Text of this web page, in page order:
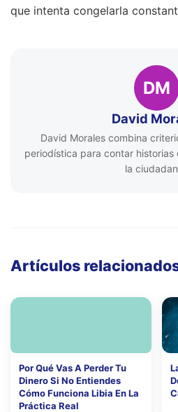
que intenta congelarla
DM
David
David Morales combina
periodística para contar
la
Artículos
Por Qué Vas A Perder Tu
Dinero Si No Entiendes
Cómo Funciona Libia En La
Práctica Real